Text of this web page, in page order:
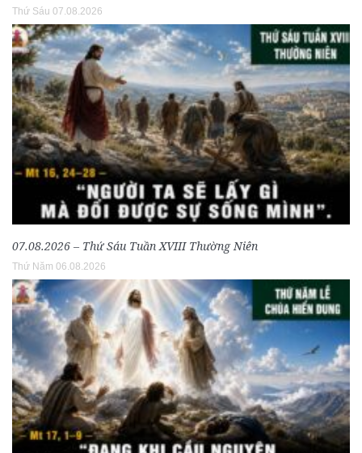
Thứ Sáu 07.08.2026
07.08.2026 – Thứ Sáu Tuần XVIII Thường Niên
Thứ Năm 06.08.2026